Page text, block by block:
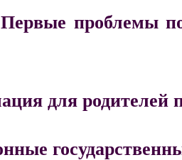
Первые проблемы
для родителей